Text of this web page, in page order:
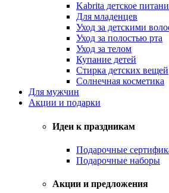
Kabrita детское
Для младенцев
Уход за детскими
Уход за полостью рта
Уход за телом
Купание детей
Стирка детских вещей
Солнечная косметика
Для мужчин
Акции и подарки
Идеи к праздникам
Подарочные
Подарочные наборы
Акции и предложения